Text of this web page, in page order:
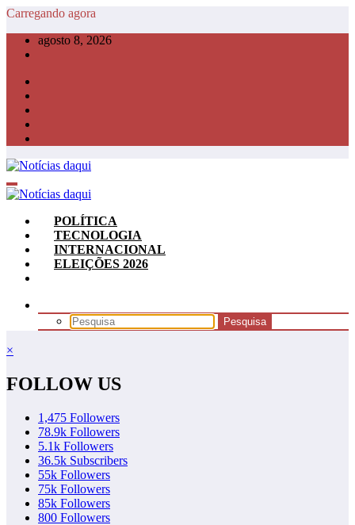
Pular
conteúdo
Carregando agora
agosto 8, 2026
POLÍTICA
TECNOLOGIA
INTERNACIONAL
ELEIÇÕES 2026
×
FOLLOW US
1,475 Followers
78.9k Followers
5.1k Followers
36.5k Subscribers
55k Followers
75k Followers
85k Followers
800 Followers